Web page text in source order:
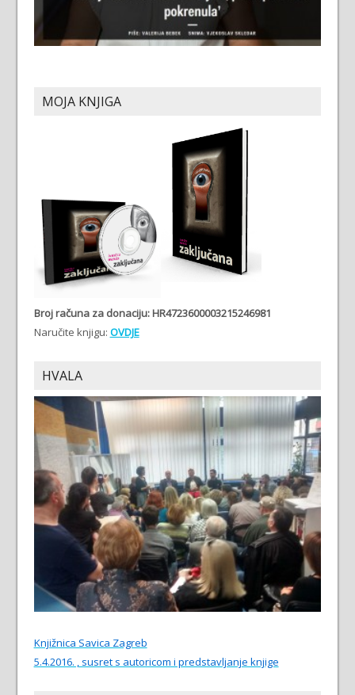
MOJA KNJIGA
Broj računa za donaciju: HR4723600003215246981
Naručite knjigu: OVDJE
HVALA
Knjižnica Savica Zagreb
5.4.2016. , susret s autoricom i predstavljanje knjige